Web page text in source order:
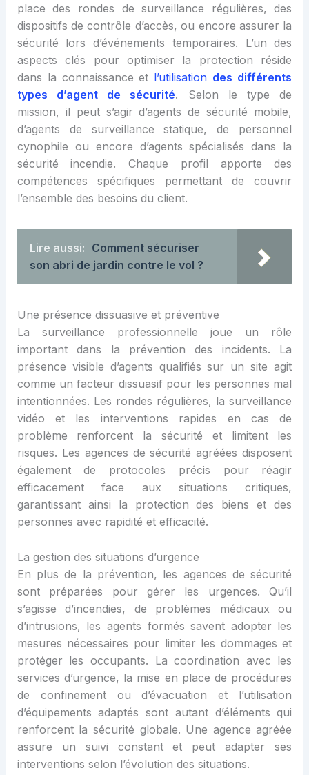
place des rondes de surveillance régulières, des
dispositifs de contrôle d’accès, ou encore assurer la
sécurité lors d’événements temporaires. L’un des
aspects clés pour optimiser la protection réside
dans la connaissance et l’utilisation des différents
types d’agent de sécurité. Selon le type de
mission, il peut s’agir d’agents de sécurité mobile,
d’agents de surveillance statique, de personnel
cynophile ou encore d’agents spécialisés dans la
sécurité incendie. Chaque profil apporte des
compétences spécifiques permettant de couvrir
l’ensemble des besoins du client.
Lire aussi: Comment sécuriser
son abri de jardin contre le vol ?
Une présence dissuasive et préventive
La surveillance professionnelle joue un rôle
important dans la prévention des incidents. La
présence visible d’agents qualifiés sur un site agit
comme un facteur dissuasif pour les personnes mal
intentionnées. Les rondes régulières, la surveillance
vidéo et les interventions rapides en cas de
problème renforcent la sécurité et limitent les
risques. Les agences de sécurité agréées disposent
également de protocoles précis pour réagir
efficacement face aux situations critiques,
garantissant ainsi la protection des biens et des
personnes avec rapidité et efficacité.
La gestion des situations d’urgence
En plus de la prévention, les agences de sécurité
sont préparées pour gérer les urgences. Qu’il
s’agisse d’incendies, de problèmes médicaux ou
d’intrusions, les agents formés savent adopter les
mesures nécessaires pour limiter les dommages et
protéger les occupants. La coordination avec les
services d’urgence, la mise en place de procédures
de confinement ou d’évacuation et l’utilisation
d’équipements adaptés sont autant d’éléments qui
renforcent la sécurité globale. Une agence agréée
assure un suivi constant et peut adapter ses
interventions selon l’évolution des situations.